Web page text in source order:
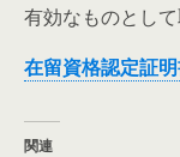
有効なものとし
在留資格認定証
関連